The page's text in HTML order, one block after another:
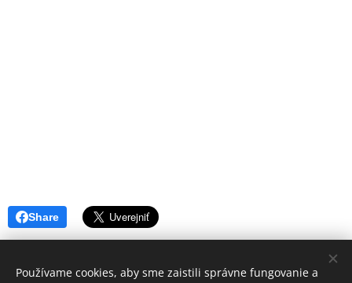
Share
Používame cookies, aby sme zaistili správne fungovanie a